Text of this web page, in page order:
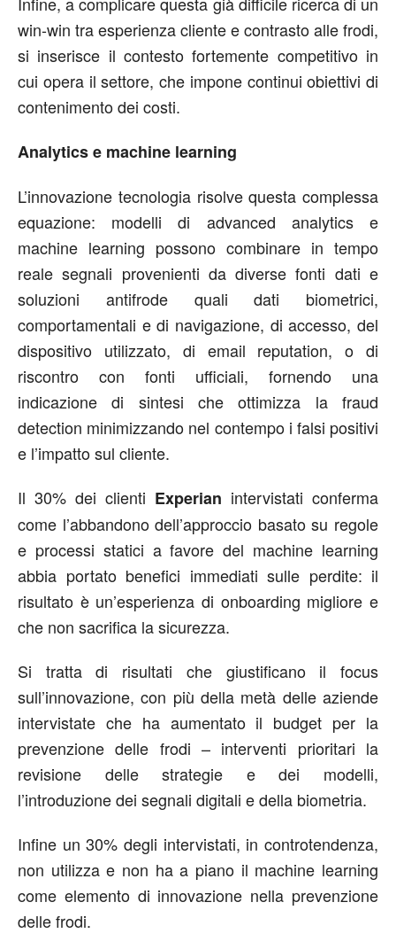
win-win tra esperienza cliente e contrasto alle frodi,
si inserisce il contesto fortemente competitivo in
cui opera il settore, che impone continui obiettivi di
contenimento dei costi.
Analytics e machine learning
L’innovazione tecnologia risolve questa complessa
equazione: modelli di advanced analytics e
machine learning possono combinare in tempo
reale segnali provenienti da diverse fonti dati e
soluzioni antifrode quali dati biometrici,
comportamentali e di navigazione, di accesso, del
dispositivo utilizzato, di email reputation, o di
riscontro con fonti ufficiali, fornendo una
indicazione di sintesi che ottimizza la fraud
detection minimizzando nel contempo i falsi positivi
e l’impatto sul cliente.
Il 30% dei clienti Experian intervistati conferma
come l’abbandono dell’approccio basato su regole
e processi statici a favore del machine learning
abbia portato benefici immediati sulle perdite: il
risultato è un’esperienza di onboarding migliore e
che non sacrifica la sicurezza.
Si tratta di risultati che giustificano il focus
sull’innovazione, con più della metà delle aziende
intervistate che ha aumentato il budget per la
prevenzione delle frodi – interventi prioritari la
revisione delle strategie e dei modelli,
l’introduzione dei segnali digitali e della biometria.
Infine un 30% degli intervistati, in controtendenza,
non utilizza e non ha a piano il machine learning
come elemento di innovazione nella prevenzione
delle frodi.